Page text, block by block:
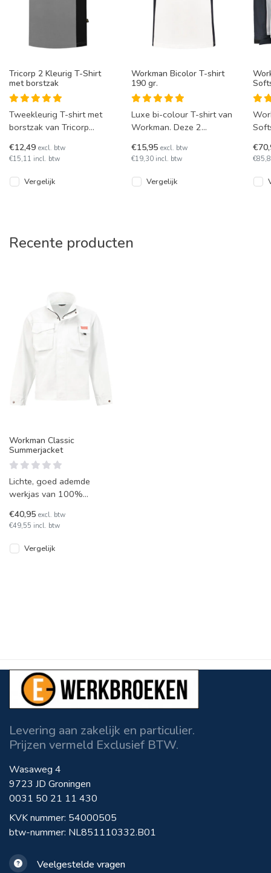
Tricorp 2 Kleurig T-Shirt
met borstzak
Tweekleurig T-shirt met
borstzak van Tricorp
Leverbaar in 13 kleuren
van XS t
€12,49 excl. btw
€15,11 incl. btw
Vergelijk
Workman Bicolor T-shirt
190 gr.
Luxe bi-colour T-shirt van
Workman. Deze 2
voor in de droger en is
leve
€15,95 excl. btw
€19,30 incl. btw
Vergelijk
In
Recente producten
Workman Classic
Summerjacket
Lichte, goed ademde
werkjas van 100%
zomerjasje heeft diverse
opbergzakken, v
€40,95 excl. btw
€49,55 incl. btw
Vergelijk
Levering aan zakelijk en particulier.
Prijzen vermeld Exclusief BTW.
Wasaweg 4
9723 JD Groningen
0031 50 21 11 430
KVK nummer: 54000505
btw-nummer: NL851110332.B01
Veelgestelde vragen